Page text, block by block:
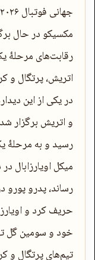
مکسیکو در حال
رقابت‌های مرحلۀ
اتریش، پرتگال و
در یکی از این
رسید و به مرحلۀ
خود و سومین گل
تیم‌های پرتگال و